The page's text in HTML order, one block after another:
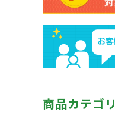
商品カテゴリ